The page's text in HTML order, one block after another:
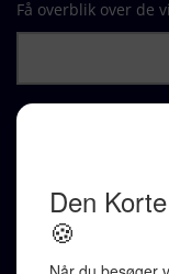
Karen Jespersen
Redaktionen
Telefonsvarer 20 30
Få overblik over de